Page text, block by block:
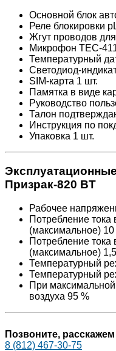
Основной блок
Реле блокировки
Жгут проводов
Микрофон ТЕС-
Температурный
Светодиод-
SIM-карта 1 шт.
Памятка в виде
Руководство
Талон
Инструкция по
Упаковка 1 шт.
Призрак-820 BT
Рабочее
Потребление
(максимальное)
Потребление
(максимальное)
Температурный
Температурный
При
воздуха 95 %
Позвоните,
8 (812) 467-30-75